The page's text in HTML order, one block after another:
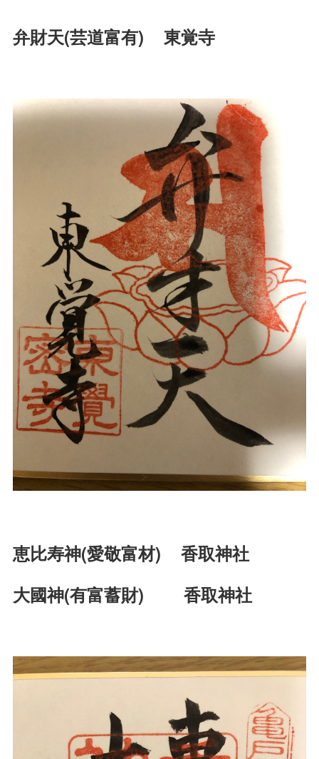
弁財天(芸道富有) 東覚寺
恵比寿神(愛敬富材) 香取神社
大國神(有富蓄財) 香取神社